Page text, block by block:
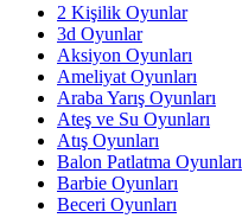
2 Kişilik Oyunlar
3d Oyunlar
Aksiyon Oyunları
Ameliyat Oyunları
Araba Yarış Oyunları
Ateş ve Su Oyunları
Atış Oyunları
Balon Patlatma Oyunları
Barbie Oyunları
Beceri Oyunları